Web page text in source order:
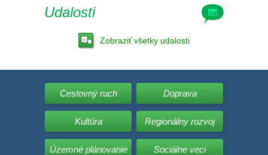
Udalosti
Zobraziť všetky udalosti
Cestovný ruch Doprava
Kultúra Regionálny rozvoj
Územné plánovanie Sociálne veci